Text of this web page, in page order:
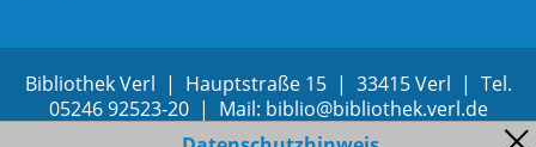
Bibliothek Verl | Hauptstraße 15 | 33415 Verl | Tel.
05246 92523-20 | Mail: b bl b bl th k v rl d